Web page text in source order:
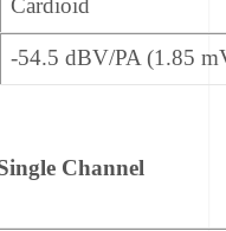
Cardioid
-54.5 dBV/PA (1.85
Channel